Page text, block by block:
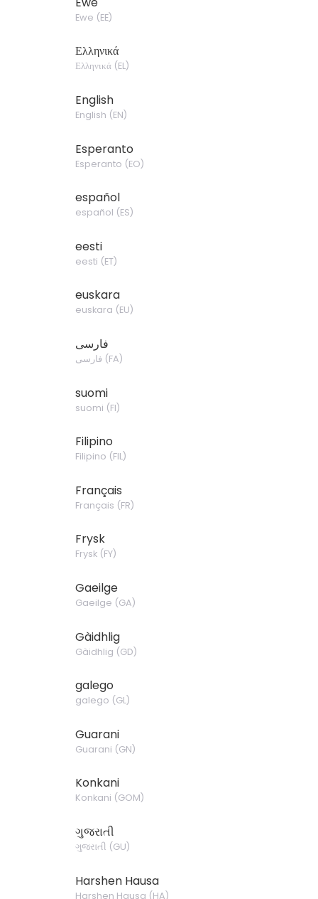
Ewe (EE)
Ελληνικά
Ελληνικά(EL)
English
English (EN)
Esperanto
Esperanto (EO)
español
español (ES)
eesti
eesti (ET)
euskara
euskara (EU)
فارسی
فارسی (FA)
suomi
suomi (FI)
Filipino
Filipino (FIL)
Français
Français (FR)
Frysk
Frysk(FY)
Gaeilge
Gaeilge (GA)
Gàidhlig
Gàidhlig (GD)
galego
galego (GL)
Guarani
Guarani (GN)
Konkani
Konkani (GOM)
ગુજરાતી
ગુજરાતી (GU)
Harshen Hausa
Harshen Hausa (HA)